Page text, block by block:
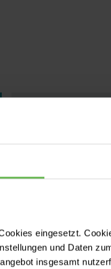
eingesetzt.
und Daten
insgesamt
der du die